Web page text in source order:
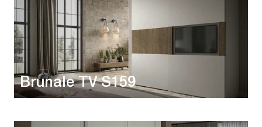
Brunale TV S159